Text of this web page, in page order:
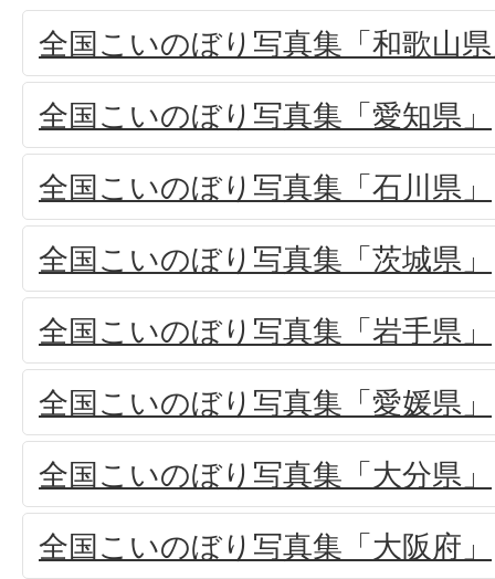
全国こいのぼり写真集「和歌山
全国こいのぼり写真集「愛知県」
全国こいのぼり写真集「石川県」
全国こいのぼり写真集「茨城県」
全国こいのぼり写真集「岩手県」
全国こいのぼり写真集「愛媛県」
全国こいのぼり写真集「大分県」
全国こいのぼり写真集「大阪府」